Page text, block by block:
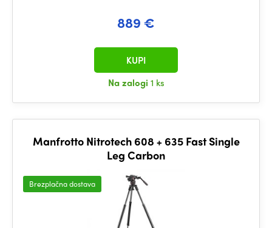
889 €
Na zalogi 1 ks
KUPI
Manfrotto Nitrotech 608 + 635 Fast Single
Leg Carbon
Brezplačna dostava